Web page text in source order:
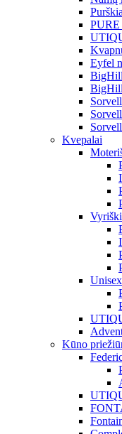
PURE
Eyfel
BigHill
Kvepalai
Kūno